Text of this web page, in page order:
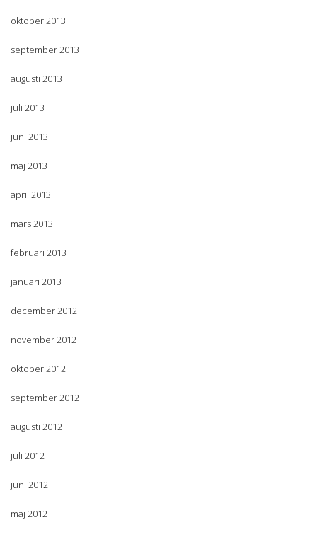
oktober 2013
september 2013
augusti 2013
juli 2013
juni 2013
maj 2013
april 2013
mars 2013
februari 2013
januari 2013
december 2012
november 2012
oktober 2012
september 2012
augusti 2012
juli 2012
juni 2012
maj 2012